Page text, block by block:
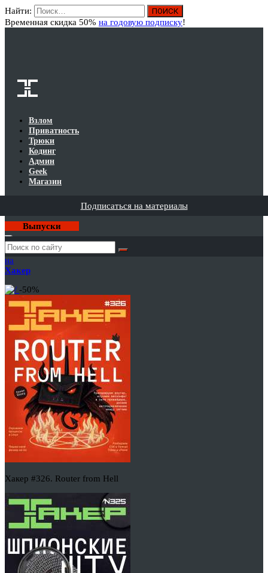
Найти:
Временная скидка 50% на годовую подписку!
Взлом
Приватность
Трюки
Кодинг
Админ
Geek
Магазин
Подписаться на материалы
Выпуски
Годовая
подписка
на
Хакер
-50%
Хакер #326. Router from Hell